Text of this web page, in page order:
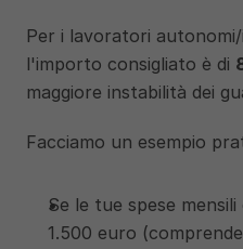
Per i lavoratori
l'importo consigliato è di
maggiore instabilità dei
Facciamo un esempio
Se le tue spese
1.500 euro